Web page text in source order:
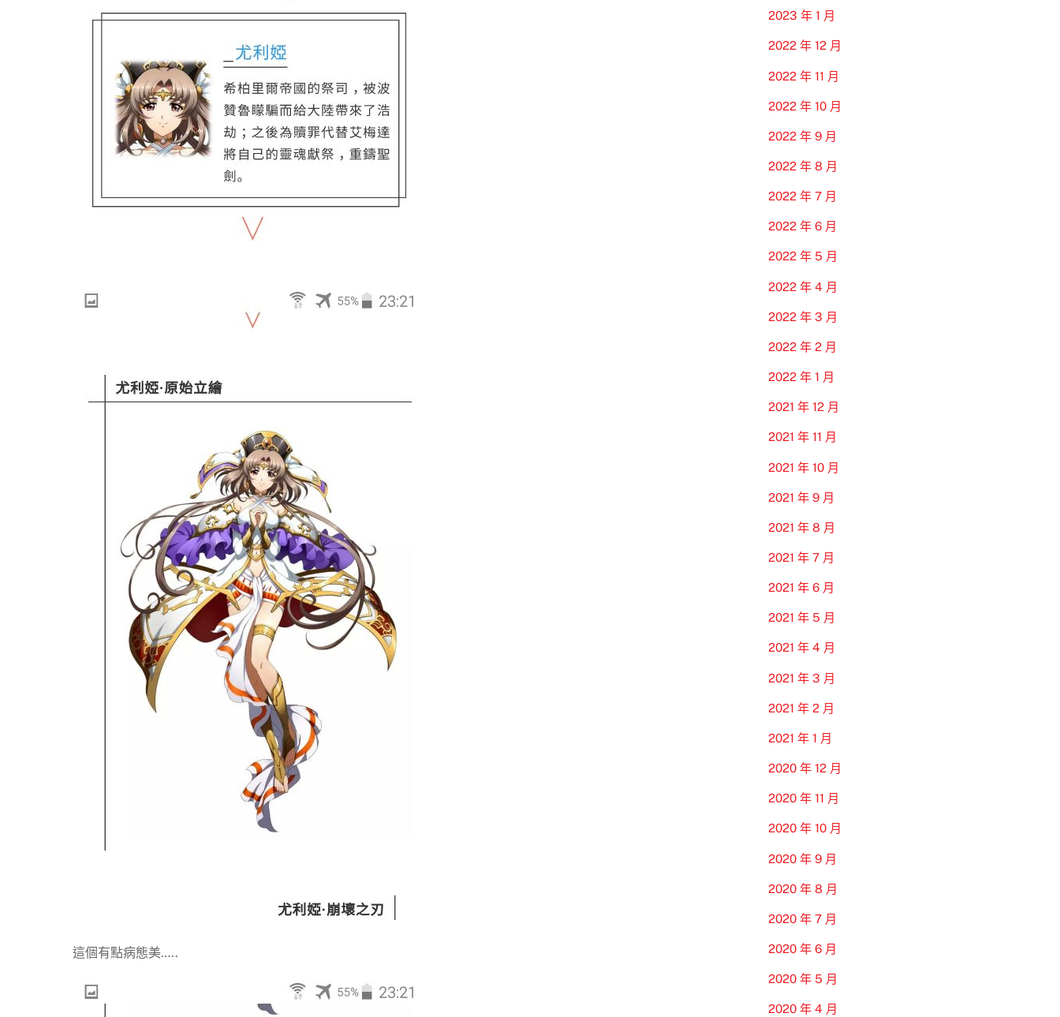
這個有點病態美…..
2023 年 1 月
2022 年 12 月
2022 年 11 月
2022 年 10 月
2022 年 9 月
2022 年 8 月
2022 年 7 月
2022 年 6 月
2022 年 5 月
2022 年 4 月
2022 年 3 月
2022 年 2 月
2022 年 1 月
2021 年 12 月
2021 年 11 月
2021 年 10 月
2021 年 9 月
2021 年 8 月
2021 年 7 月
2021 年 6 月
2021 年 5 月
2021 年 4 月
2021 年 3 月
2021 年 2 月
2021 年 1 月
2020 年 12 月
2020 年 11 月
2020 年 10 月
2020 年 9 月
2020 年 8 月
2020 年 7 月
2020 年 6 月
2020 年 5 月
2020 年 4 月